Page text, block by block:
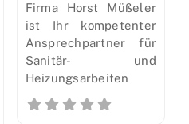
Firma Horst Müßeler
ist Ihr kompetenter
Ansprechpartner für
Sanitär- und
Heizungsarbeiten